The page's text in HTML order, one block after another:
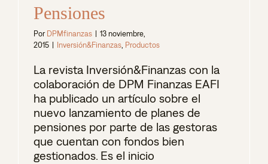
Pensiones
Por DPMfinanzas
13 noviembre,
2015
Inversión&Finanzas, Productos
La revista Inversión&Finanzas con la
colaboración de DPM Finanzas EAFI
ha publicado un artículo sobre el
nuevo lanzamiento de planes de
pensiones por parte de las gestoras
que cuentan con fondos bien
gestionados. Es el inicio